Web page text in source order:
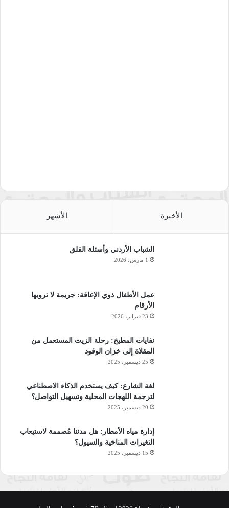
الأخيرة الأشهر
الشباب الأردني وأسئلة القلق
1 مارس، 2026
عمل الأطفال ذوي الإعاقة: جريمة لا ترويها
الأرقام
23 فبراير، 2026
نفايات المطبخ: رحلة الزيت المستعمل من
المقلاة إلى خزان الوقود
25 ديسمبر، 2025
لغة الشارع: كيف يستخدم الذكاء الاصطناعي
لترجمة اللهجات المحلية وتسهيل التواصل؟
20 ديسمبر، 2025
إدارة مياه الأمطار: هل مدننا مُصممة لاستيعاب
التغيرات المناخية والسيول؟
15 ديسمبر، 2025